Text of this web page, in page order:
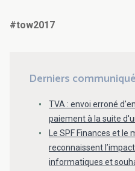
#tow2017
Derniers
TVA : envoi erroné
paiement à la suite
Le SPF Finances et
reconnaissent
informatiques et